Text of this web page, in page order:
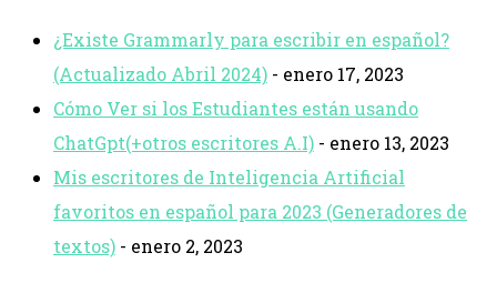
¿Existe Grammarly para escribir en español?
(Actualizado Abril 2024) - enero 17, 2023
Cómo Ver si los Estudiantes están usando
ChatGpt(+otros escritores A.I) - enero 13, 2023
Mis escritores de Inteligencia Artificial
favoritos en español para 2023 (Generadores de
textos) - enero 2, 2023